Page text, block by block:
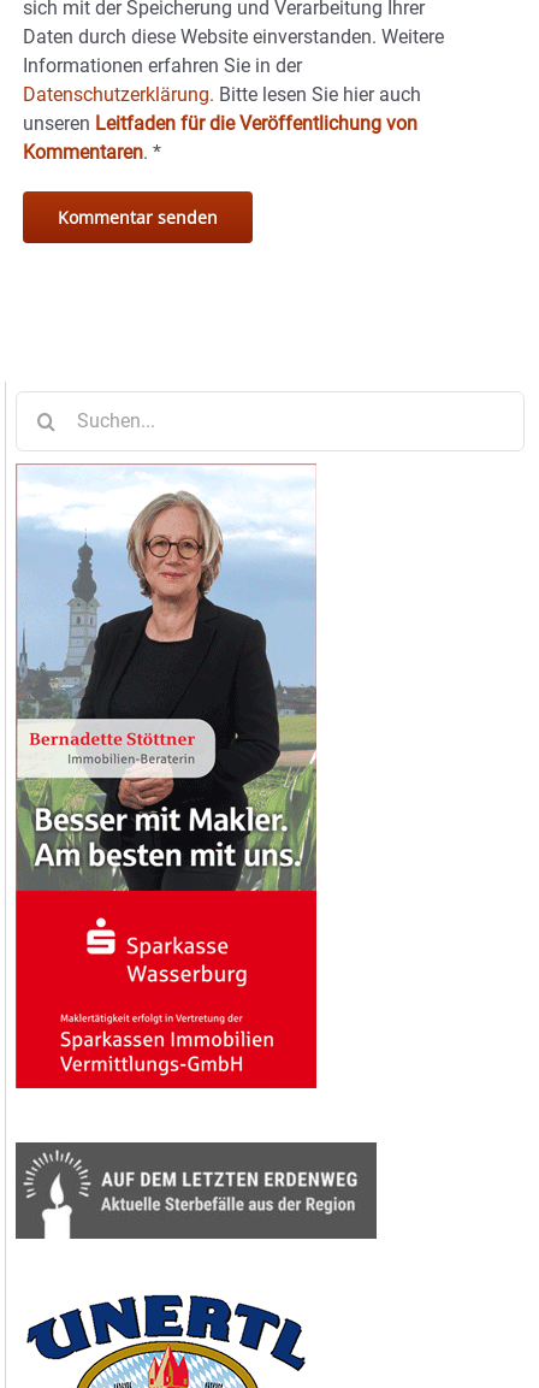
sich mit der Speicherung und Verarbeitung Ihrer
Daten durch diese Website einverstanden. Weitere
Informationen erfahren Sie in der
Datenschutzerklärung. Bitte lesen Sie hier auch
unseren Leitfaden für die Veröffentlichung von
Kommentaren. *
nach: